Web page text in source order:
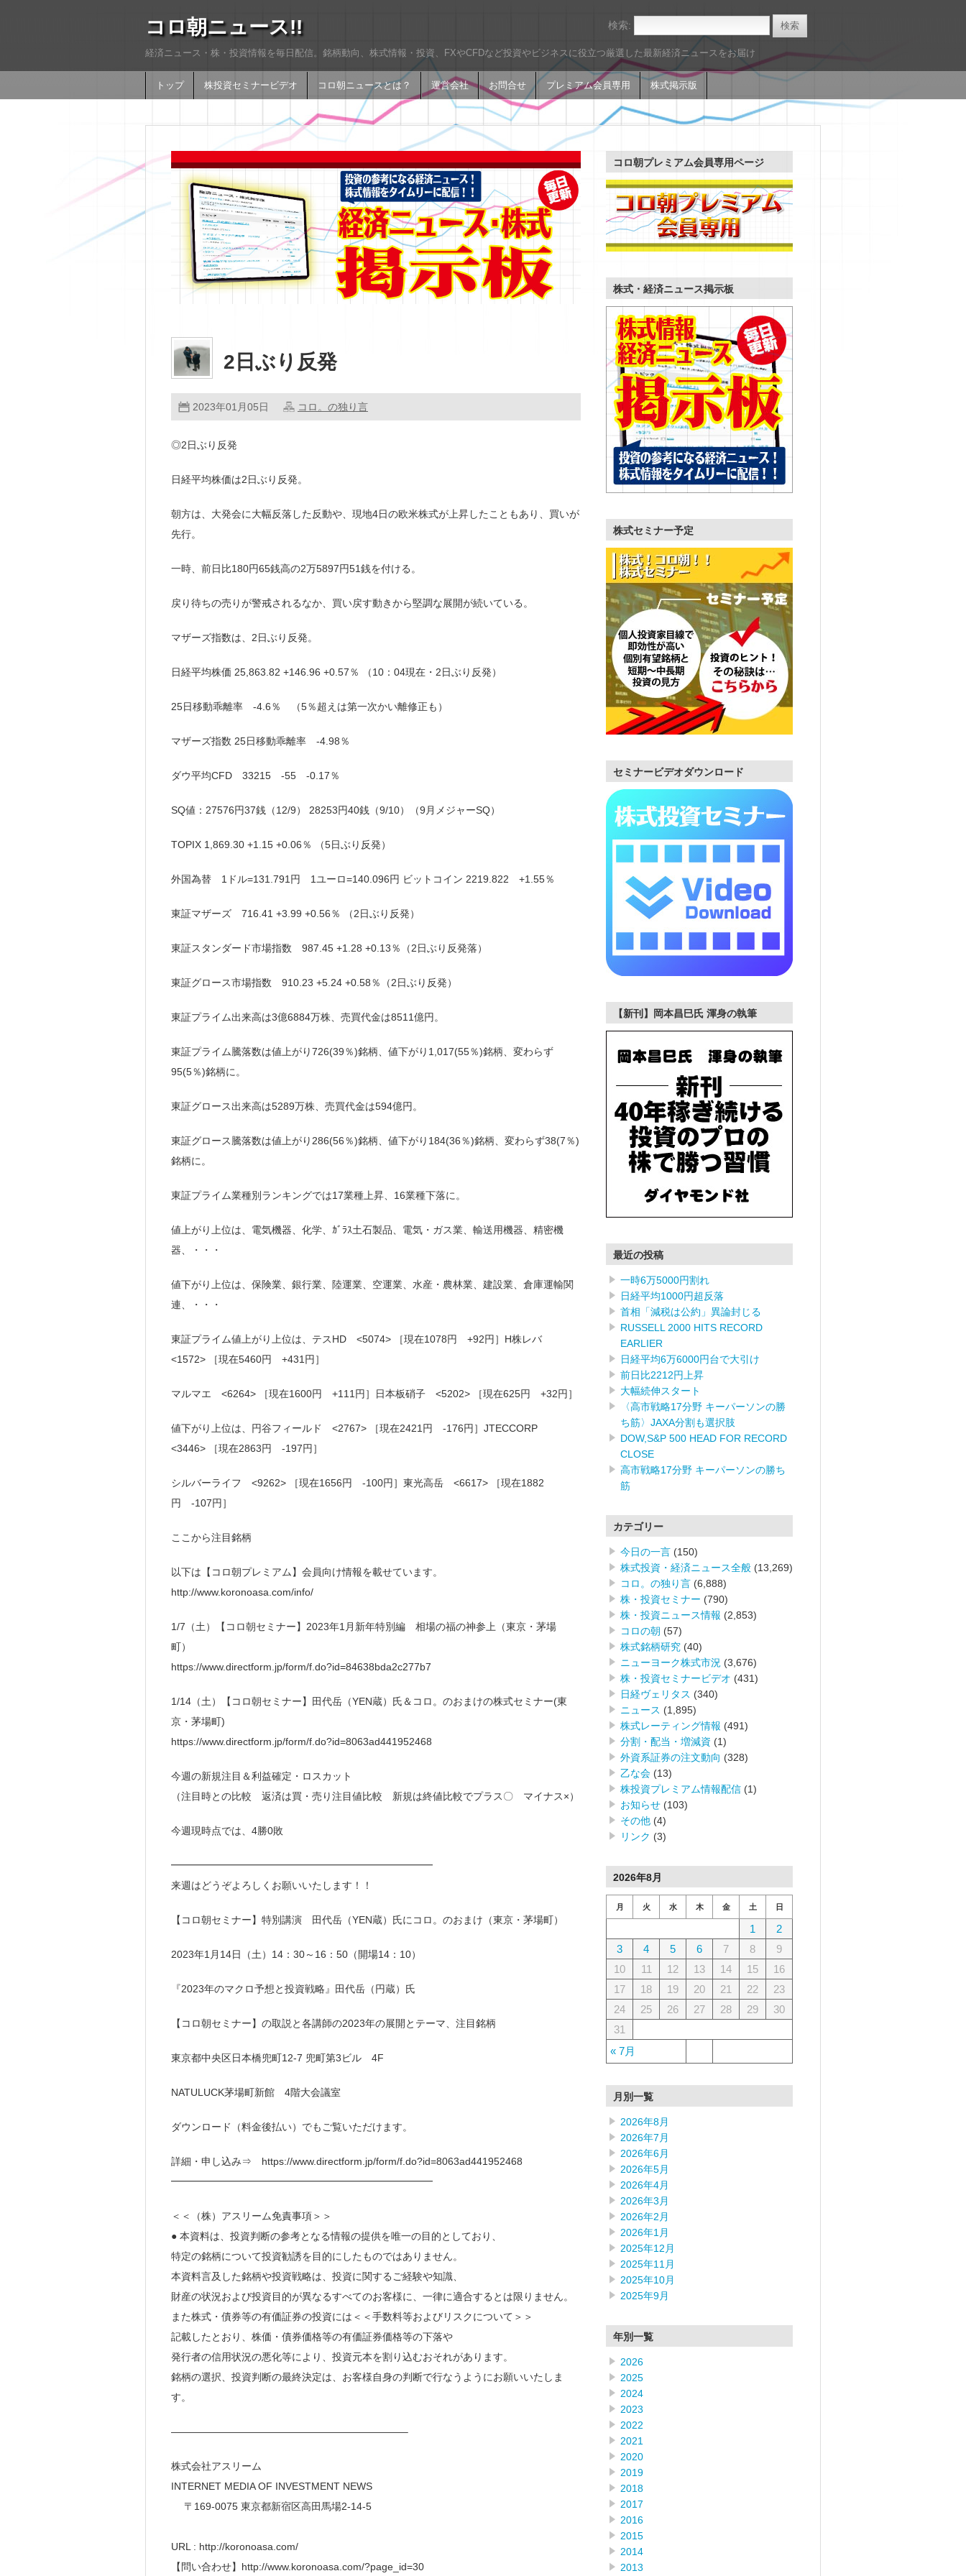
コロ朝ニュース!!
経済ニュース・株・投資情報を毎日配信。銘柄動向、株式情報・投資、FXやCFDなど投資やビジネスに役立つ厳選した最新経済ニュースをお届け
トップ 株投資セミナービデオ コロ朝ニュースとは？ 運営会社 お問合せ プレミアム会員専用 株式掲示版
検索:
2日ぶり反発
2023年01月05日 コロ。の独り言
◎2日ぶり反発
日経平均株価は2日ぶり反発。
朝方は、大発会に大幅反落した反動や、現地4日の欧米株式が上昇したこともあり、買いが
先行。
一時、前日比180円65銭高の2万5897円51銭を付ける。
戻り待ちの売りが警戒されるなか、買い戻す動きから堅調な展開が続いている。
マザーズ指数は、2日ぶり反発。
日経平均株価 25,863.82 +146.96 +0.57％ （10：04現在・2日ぶり反発）
25日移動乖離率 -4.6％ （5％超えは第一次かい離修正も）
マザーズ指数 25日移動乖離率 -4.98％
ダウ平均CFD 33215 -55 -0.17％
SQ値：27576円37銭（12/9） 28253円40銭（9/10）（9月メジャーSQ）
TOPIX 1,869.30 +1.15 +0.06％ （5日ぶり反発）
外国為替 1ドル=131.791円 1ユーロ=140.096円 ビットコイン 2219.822 +1.55％
東証マザーズ 716.41 +3.99 +0.56％ （2日ぶり反発）
東証スタンダード市場指数 987.45 +1.28 +0.13％（2日ぶり反発落）
東証グロース市場指数 910.23 +5.24 +0.58％（2日ぶり反発）
東証プライム出来高は3億6884万株、売買代金は8511億円。
東証プライム騰落数は値上がり726(39％)銘柄、値下がり1,017(55％)銘柄、変わらず
95(5％)銘柄に。
東証グロース出来高は5289万株、売買代金は594億円。
東証グロース騰落数は値上がり286(56％)銘柄、値下がり184(36％)銘柄、変わらず38(7％)
銘柄に。
東証プライム業種別ランキングでは17業種上昇、16業種下落に。
値上がり上位は、電気機器、化学、ｶﾞﾗｽ土石製品、電気・ガス業、輸送用機器、精密機
器、・・・
値下がり上位は、保険業、銀行業、陸運業、空運業、水産・農林業、建設業、倉庫運輸関
連、・・・
東証プライム値上がり上位は、テスHD <5074> ［現在1078円 +92円］H株レバ
<1572> ［現在5460円 +431円］
マルマエ <6264> ［現在1600円 +111円］日本板硝子 <5202> ［現在625円 +32円］
値下がり上位は、円谷フィールド <2767> ［現在2421円 -176円］JTECCORP
<3446> ［現在2863円 -197円］
シルバーライフ <9262> ［現在1656円 -100円］東光高岳 <6617> ［現在1882
円 -107円］
ここから注目銘柄
以下は【コロ朝プレミアム】会員向け情報を載せています。
http://www.koronoasa.com/info/
1/7（土）【コロ朝セミナー】2023年1月新年特別編 相場の福の神参上（東京・茅場
町）
https://www.directform.jp/form/f.do?id=84638bda2c277b7
1/14（土）【コロ朝セミナー】田代岳（YEN蔵）氏＆コロ。のおまけの株式セミナー(東
京・茅場町)
https://www.directform.jp/form/f.do?id=8063ad441952468
今週の新規注目＆利益確定・ロスカット
（注目時との比較 返済は買・売り注目値比較 新規は終値比較でプラス〇 マイナス×）
今週現時点では、4勝0敗
━━━━━━━━━━━━━━━━━━━━━━━━━━
来週はどうぞよろしくお願いいたします！！
【コロ朝セミナー】特別講演 田代岳（YEN蔵）氏にコロ。のおまけ（東京・茅場町）
2023年1月14日（土）14：30～16：50（開場14：10）
『2023年のマクロ予想と投資戦略』田代岳（円蔵）氏
【コロ朝セミナー】の取説と各講師の2023年の展開とテーマ、注目銘柄
東京都中央区日本橋兜町12-7 兜町第3ビル 4F
NATULUCK茅場町新館 4階大会議室
ダウンロード（料金後払い）でもご覧いただけます。
詳細・申し込み⇒ https://www.directform.jp/form/f.do?id=8063ad441952468
━━━━━━━━━━━━━━━━━━━━━━━━━━
＜＜（株）アスリーム免責事項＞＞
● 本資料は、投資判断の参考となる情報の提供を唯一の目的としており、
特定の銘柄について投資勧誘を目的にしたものではありません。
本資料言及した銘柄や投資戦略は、投資に関するご経験や知識、
財産の状況および投資目的が異なるすべてのお客様に、一律に適合するとは限りません。
また株式・債券等の有価証券の投資には＜＜手数料等およびリスクについて＞＞
記載したとおり、株価・債券価格等の有価証券価格等の下落や
発行者の信用状況の悪化等により、投資元本を割り込むおそれがあります。
銘柄の選択、投資判断の最終決定は、お客様自身の判断で行なうようにお願いいたしま
す。
———————————————————————–
株式会社アスリーム
INTERNET MEDIA OF INVESTMENT NEWS
〒169-0075 東京都新宿区高田馬場2-14-5
URL : http://koronoasa.com/
【問い合わせ】http://www.koronoasa.com/?page_id=30
コロ朝プレミアム会員専用ページ
株式・経済ニュース掲示板
株式セミナー予定
セミナービデオダウンロード
【新刊】岡本昌巳氏 渾身の執筆
最近の投稿
一時6万5000円割れ
日経平均1000円超反落
首相「減税は公約」異論封じる
RUSSELL 2000 HITS RECORD
EARLIER
日経平均6万6000円台で大引け
前日比2212円上昇
大幅続伸スタート
〈高市戦略17分野 キーパーソンの勝
ち筋〉JAXA分割も選択肢
DOW,S&P 500 HEAD FOR RECORD
CLOSE
高市戦略17分野 キーパーソンの勝ち
筋
カテゴリー
今日の一言 (150)
株式投資・経済ニュース全般 (13,269)
コロ。の独り言 (6,888)
株・投資セミナー (790)
株・投資ニュース情報 (2,853)
コロの朝 (57)
株式銘柄研究 (40)
ニューヨーク株式市況 (3,676)
株・投資セミナービデオ (431)
日経ヴェリタス (340)
ニュース (1,895)
株式レーティング情報 (491)
分割・配当・増減資 (1)
外資系証券の注文動向 (328)
乙な会 (13)
株投資プレミアム情報配信 (1)
お知らせ (103)
その他 (4)
リンク (3)
2026年8月
月 火 水 木 金 土 日
« 7月
1
2
3
4 5 6 7 8
9
10
11 12 13 14 15
16
17
18 19 20 21 22
23
24
25 26 27 28 29
30
31
月別一覧
2026年8月
2026年7月
2026年6月
2026年5月
2026年4月
2026年3月
2026年2月
2026年1月
2025年12月
2025年11月
2025年10月
2025年9月
年別一覧
2026
2025
2024
2023
2022
2021
2020
2019
2018
2017
2016
2015
2014
2013